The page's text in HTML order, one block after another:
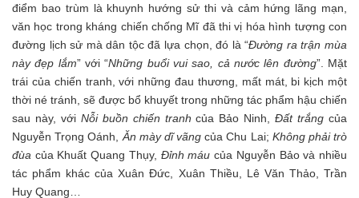
điểm bao trùm là khuynh hướng sử thi và cảm hứng lãng mạn,
văn học trong kháng chiến chống Mĩ đã thi vị hóa hình tượng con
đường lịch sử mà dân tộc đã lựa chọn, đó là “Đường ra trận mùa
này đẹp lắm” với “Những buổi vui sao, cả nước lên đường”. Mặt
trái của chiến tranh, với những đau thương, mất mát, bi kịch một
thời né tránh, sẽ được bổ khuyết trong những tác phẩm hậu chiến
sau này, với Nỗi buồn chiến tranh của Bảo Ninh,Đất trắngcủa
Nguyễn Trọng Oánh, Ăn mày dĩ vãngcủa Chu Lai; Không phải trò
đùa của Khuất Quang Thụy, Đỉnh máu của Nguyễn Bảo và nhiều
tác phẩm khác của Xuân Đức, Xuân Thiều, Lê Văn Thảo, Trần
Huy Quang…